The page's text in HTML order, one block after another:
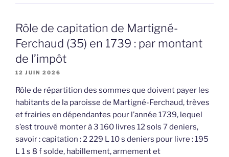
Rôle de capitation de Martigné-
Ferchaud (35) en 1739 : par montant
de l’impôt
12 JUIN 2026
Rôle de répartition des sommes que doivent payer les
habitants de la paroisse de Martigné-Ferchaud, trèves
et frairies en dépendantes pour l’année 1739, lequel
s’est trouvé monter à 3 160 livres 12 sols 7 deniers,
savoir : capitation : 2 229 L 10 s deniers pour livre : 195
L 1 s 8 f solde, habillement, armement et